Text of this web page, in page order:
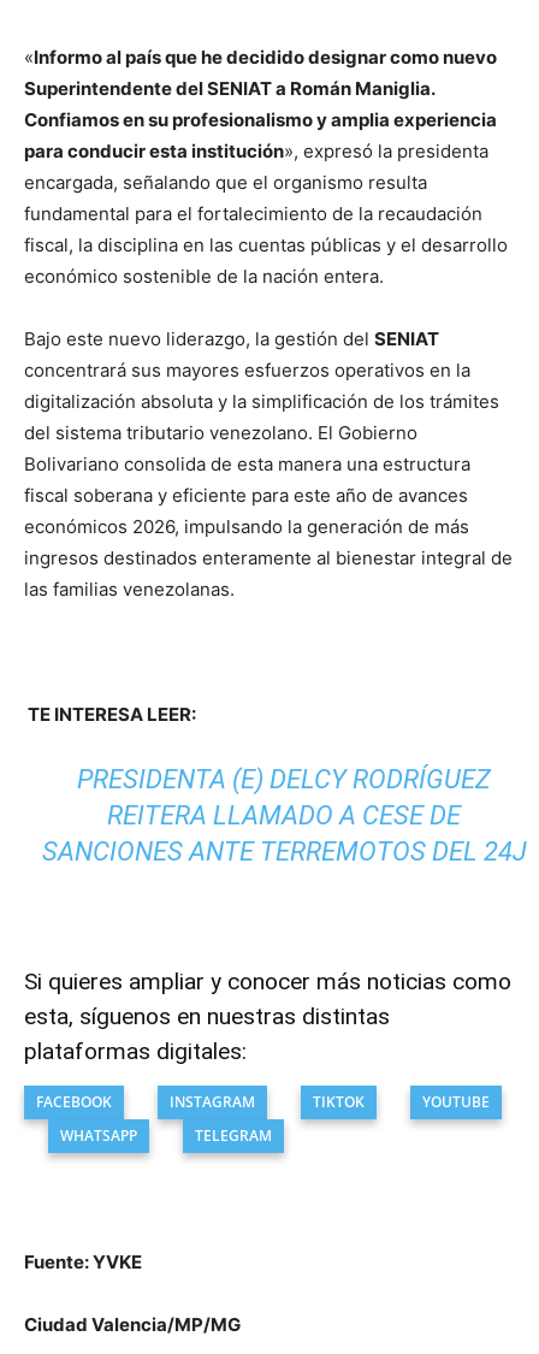
«Informo al país que he decidido designar como nuevo
Superintendente del SENIAT a Román Maniglia.
Confiamos en su profesionalismo y amplia experiencia
para conducir esta institución», expresó la presidenta
encargada, señalando que el organismo resulta
fundamental para el fortalecimiento de la recaudación
fiscal, la disciplina en las cuentas públicas y el desarrollo
económico sostenible de la nación entera.
Bajo este nuevo liderazgo, la gestión del SENIAT
concentrará sus mayores esfuerzos operativos en la
digitalización absoluta y la simplificación de los trámites
del sistema tributario venezolano. El Gobierno
Bolivariano consolida de esta manera una estructura
fiscal soberana y eficiente para este año de avances
económicos 2026, impulsando la generación de más
ingresos destinados enteramente al bienestar integral de
las familias venezolanas.
TE INTERESA LEER:
PRESIDENTA (E) DELCY RODRÍGUEZ
REITERA LLAMADO A CESE DE
SANCIONES ANTE TERREMOTOS DEL 24J
Si quieres ampliar y conocer más noticias como
esta, síguenos en nuestras distintas
plataformas digitales:
FACEBOOK INSTAGRAM TIKTOK
YOUTUBE
WHATSAPP
TELEGRAM
Fuente: YVKE
Ciudad Valencia/MP/MG